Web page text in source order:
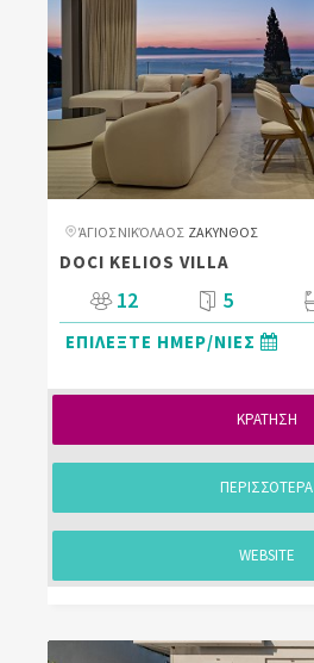
ΆΓΙΟΣ ΝΙΚΌΛΑΟΣΖΑΚΥΝΘΟΣ
DOCI KELIOS VILLA
12 5
ΕΠΙΛΕΞΤΕ ΗΜΕΡ/ΝΙΕΣ
ΚΡΑΤΗΣΗ
ΠΕΡΙΣΣΟΤΕΡΑ
WEBSITE